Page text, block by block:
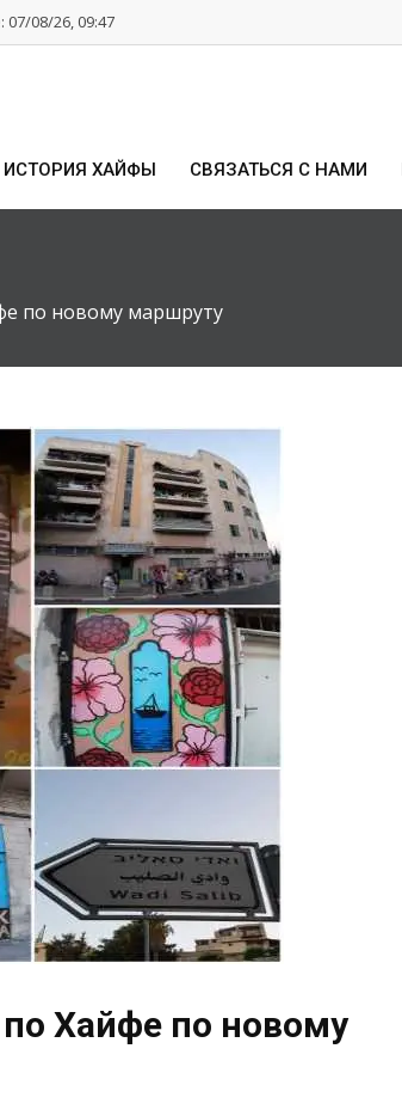
08/26, 09:47
ИСТОРИЯ ХАЙФЫ СВЯЗАТЬСЯ С НАМИ
по новому маршруту
Хайфе по новому